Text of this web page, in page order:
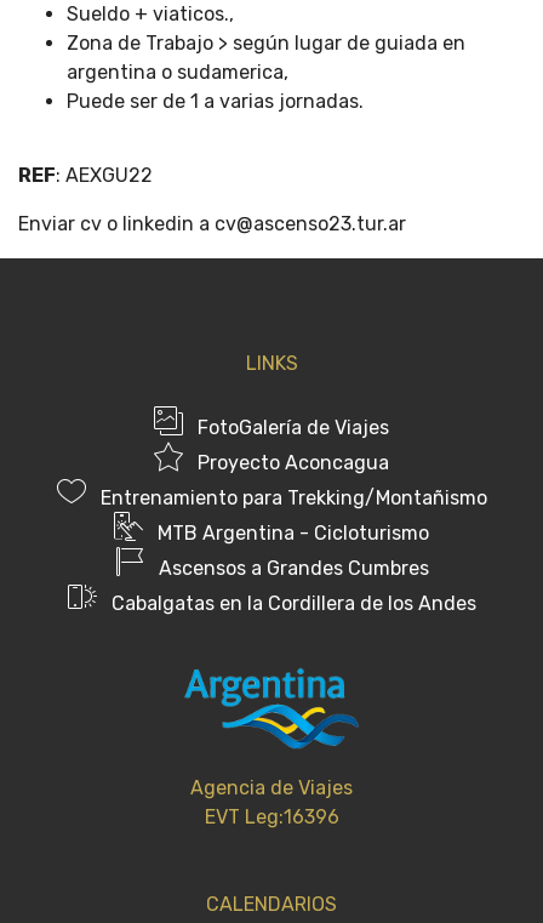
Sueldo + viaticos.,
Zona de Trabajo > según lugar de guiada en
argentina o sudamerica,
Puede ser de 1 a varias jornadas.
REF: AEXGU22
Enviar cv o linkedin a cv@ascenso23.tur.ar
LINKS
FotoGalería de Viajes
Proyecto Aconcagua
Entrenamiento para Trekking/Montañismo
MTB Argentina - Cicloturismo
Ascensos a Grandes Cumbres
Cabalgatas en la Cordillera de los Andes
Agencia de Viajes
EVT Leg:16396
CALENDARIOS